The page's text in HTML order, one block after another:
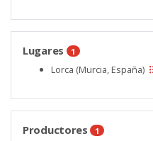
Lugares 1
Lorca (Murcia, España)
Productores 1